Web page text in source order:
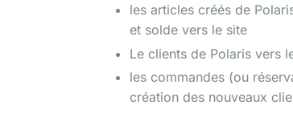
les articles créés de
et solde vers le site
Le clients de Polaris vers
les commandes (ou
création des nouveaux